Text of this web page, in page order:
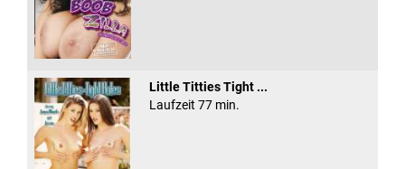
Little Titties Tight ...
Laufzeit 77 min.